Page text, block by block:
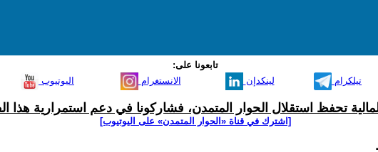
تابعونا على:
اليوتيوب الانستغرام لينكدإن تيلكرام
تحفظ استقلال الحوار المتمدن، فشاركونا في دعم استمرارية هذا
[اشترك في قناة ‫«الحوار المتمدن» على اليوتيوب]